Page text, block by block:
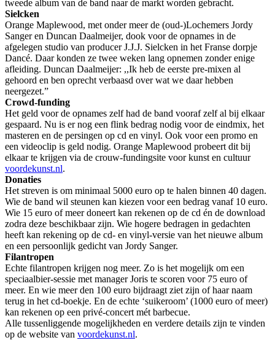
tweede album van de band naar de markt worden gebracht.
Sielcken
Orange Maplewood, met onder meer de (oud-)Lochemers Jordy
Sanger en Duncan Daalmeijer, dook voor de opnames in de
afgelegen studio van producer J.J.J. Sielcken in het Franse dorpje
Dancé. Daar konden ze twee weken lang opnemen zonder enige
afleiding. Duncan Daalmeijer: ,,Ik heb de eerste pre-mixen al
gehoord en ben oprecht verbaasd over wat we daar hebben
neergezet.”
Crowd-funding
Het geld voor de opnames zelf had de band vooraf zelf al bij elkaar
gespaard. Nu is er nog een flink bedrag nodig voor de eindmix, het
masteren en de persingen op cd en vinyl. Ook voor een promo en
een videoclip is geld nodig. Orange Maplewood probeert dit bij
elkaar te krijgen via de crouw-fundingsite voor kunst en cultuur
voordekunst.nl.
Donaties
Het streven is om minimaal 5000 euro op te halen binnen 40 dagen.
Wie de band wil steunen kan kiezen voor een bedrag vanaf 10 euro.
Wie 15 euro of meer doneert kan rekenen op de cd én de download
zodra deze beschikbaar zijn. Wie hogere bedragen in gedachten
heeft kan rekening op de cd- en vinyl-versie van het nieuwe album
en een persoonlijk gedicht van Jordy Sanger.
Filantropen
Echte filantropen krijgen nog meer. Zo is het mogelijk om een
speciaalbier-sessie met manager Joris te scoren voor 75 euro of
meer. En wie meer den 100 euro bijdraagt ziet zijn of haar naam
terug in het cd-boekje. En de echte ‘suikeroom’ (1000 euro of meer)
kan rekenen op een privé-concert mét barbecue.
Alle tussenliggende mogelijkheden en verdere details zijn te vinden
op de website van voordekunst.nl.